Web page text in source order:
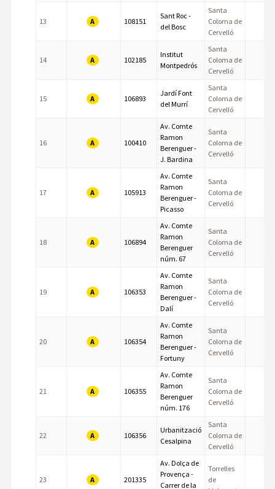
13 A 108151
Sant Roc -
del Bosc
Santa
Coloma de
Cervelló
14 A 102185
Institut
Montpedrós
Santa
Coloma de
Cervelló
15 A 106893
Jardí Font
del Murrí
Santa
Coloma de
Cervelló
16 A 100410
Av. Comte
Ramon
Berenguer -
J. Bardina
Santa
Coloma de
Cervelló
17 A 105913
Av. Comte
Ramon
Berenguer -
Picasso
Santa
Coloma de
Cervelló
18 A 106894
Av. Comte
Ramon
Berenguer
núm. 67
Santa
Coloma de
Cervelló
19 A 106353
Av. Comte
Ramon
Berenguer -
Dalí
Santa
Coloma de
Cervelló
20 A 106354
Av. Comte
Ramon
Berenguer -
Fortuny
Santa
Coloma de
Cervelló
21 A 106355
Av. Comte
Ramon
Berenguer
núm. 176
Santa
Coloma de
Cervelló
22 A 106356
Urbanització
Cesalpina
Santa
Coloma de
Cervelló
23 A 201335
Av. Dolça de
Provença -
Carrer de la
Torrelles
de